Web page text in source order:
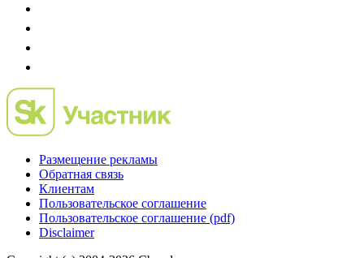
Размещение рекламы
Обратная связь